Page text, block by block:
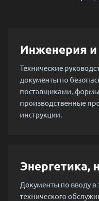
Инженерия и
Технические
документы по
поставщиками, формы
производственные
инструкции.
Энергетика,
Документы по вводу
технического